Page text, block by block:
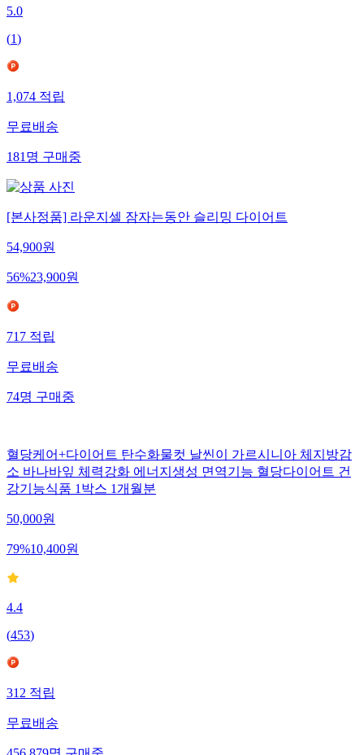
5.0
(1)
1,074적립
무료배송
181명구매중
[본사정품] 라운지셀 잠자는동안 슬리밍 다이어트
54,900원
56%23,900원
717적립
무료배송
74명구매중
혈당케어+다이어트 탄수화물컷 날씬이 가르시니아 체지방감
소 바나바잎 체력강화 에너지생성 면역기능 혈당다이어트 건
강기능식품 1박스 1개월분
50,000원
79%10,400원
4.4
(453)
312적립
무료배송